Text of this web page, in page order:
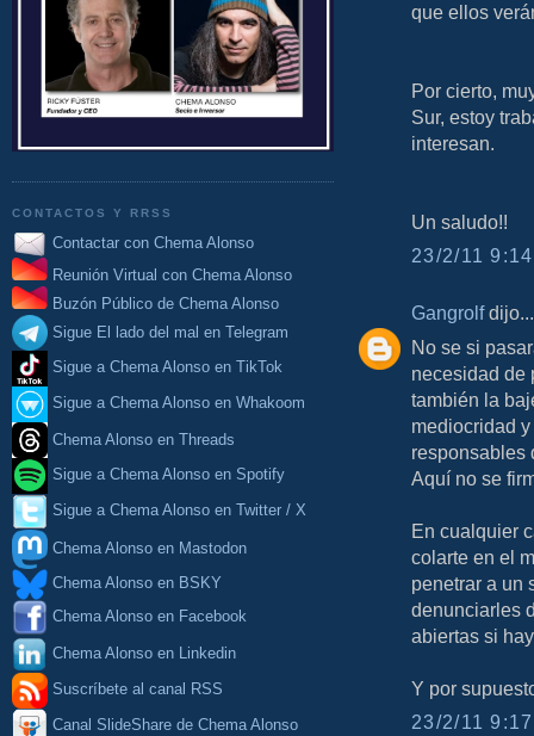
CONTACTOS Y RRSS
Contactar con Chema Alonso
Reunión Virtual con Chema Alonso
Buzón Público de Chema Alonso
Sigue El lado del mal en Telegram
Sigue a Chema Alonso en TikTok
Sigue a Chema Alonso en Whakoom
Chema Alonso en Threads
Sigue a Chema Alonso en Spotify
Sigue a Chema Alonso en Twitter / X
Chema Alonso en Mastodon
Chema Alonso en BSKY
Chema Alonso en Facebook
Chema Alonso en Linkedin
Suscríbete al canal RSS
Canal SlideShare de Chema Alonso
que ellos
Por cierto,
Sur, estoy
interesan.
Un saludo!!
23/2/11
Gangrolfdijo...
No se si
necesidad de
también la
mediocridad
responsables
Aquí no se
En cualquier
colarte en el
penetrar a un
denunciarles
abiertas si
Y por
23/2/11